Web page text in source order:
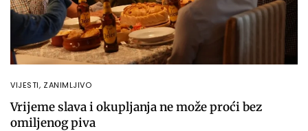
VIJESTI, ZANIMLJIVO
Vrijeme slava i okupljanja ne može proći bez
omiljenog piva